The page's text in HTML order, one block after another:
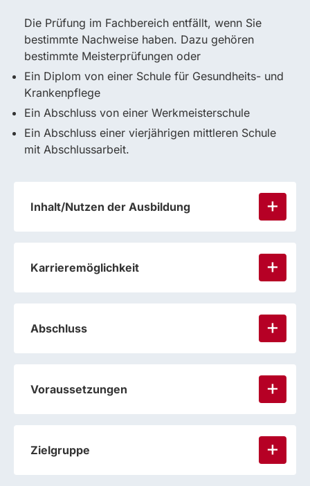
Die Prüfung im Fachbereich entfällt, wenn Sie
bestimmte Nachweise haben. Dazu gehören
bestimmte Meisterprüfungen oder
Ein Diplom von einer Schule für Gesundheits- und
Krankenpflege
Ein Abschluss von einer Werkmeisterschule
Ein Abschluss einer vierjährigen mittleren Schule
mit Abschlussarbeit.
Inhalt/Nutzen der Ausbildung
Karrieremöglichkeit
Abschluss
Voraussetzungen
Zielgruppe